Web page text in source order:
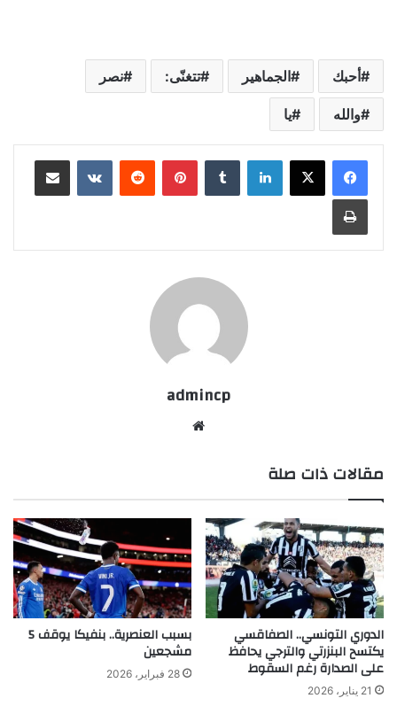
أحبك الجماهير تتغنّى: نصر
والله يا
لينكدإن بينتيريست
admincp
مقالات ذات صلة
الدوري التونسي.. الصفاقسي
يكتسح البنزرتي والترجي يحافظ
على الصدارة رغم السقوط
21 يناير، 2026
بسبب العنصرية.. بنفيكا يوقف 5
مشجعين
28 فبراير، 2026